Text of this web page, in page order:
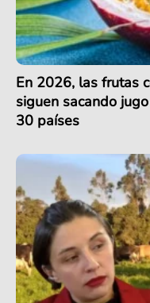
En 2026, las frutas
siguen sacando
30 países